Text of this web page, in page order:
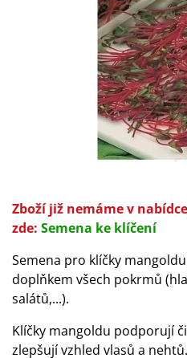
Zboží již nemáme v
zde: Semena ke klíčení
Semena pro klíčky
doplňkem všech pokrmů
salátů,...).
Klíčky mangoldu podporují
zlepšují vzhled vlasů a nehtů.